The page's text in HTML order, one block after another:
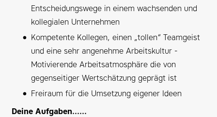
Entscheidungswege in einem wachsenden und
kollegialen Unternehmen
Kompetente Kollegen, einen „tollen“ Teamgeist
und eine sehr angenehme Arbeitskultur -
Motivierende Arbeitsatmosphäre die von
gegenseitiger Wertschätzung geprägt ist
Freiraum für die Umsetzung eigener Ideen
Deine Aufgaben......